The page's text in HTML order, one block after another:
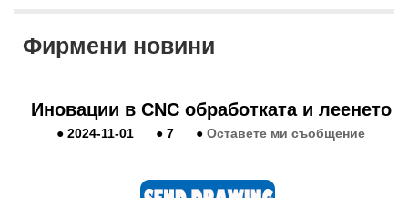
Фирмени новини
Иновации в CNC обработката и леенето
● 2024-11-01 ● 7 ● Оставете ми съобщение